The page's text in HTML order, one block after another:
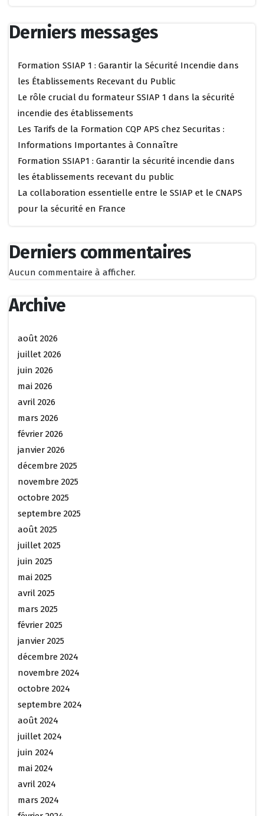
Derniers messages
Formation SSIAP 1 : Garantir la Sécurité Incendie dans
les Établissements Recevant du Public
Le rôle crucial du formateur SSIAP 1 dans la sécurité
incendie des établissements
Les Tarifs de la Formation CQP APS chez Securitas :
Informations Importantes à Connaître
Formation SSIAP1 : Garantir la sécurité incendie dans
les établissements recevant du public
La collaboration essentielle entre le SSIAP et le CNAPS
pour la sécurité en France
Derniers commentaires
Aucun commentaire à afficher.
Archive
août 2026
juillet 2026
juin 2026
mai 2026
avril 2026
mars 2026
février 2026
janvier 2026
décembre 2025
novembre 2025
octobre 2025
septembre 2025
août 2025
juillet 2025
juin 2025
mai 2025
avril 2025
mars 2025
février 2025
janvier 2025
décembre 2024
novembre 2024
octobre 2024
septembre 2024
août 2024
juillet 2024
juin 2024
mai 2024
avril 2024
mars 2024